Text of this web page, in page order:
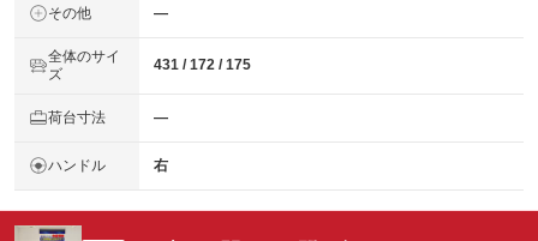
その他 ―
全体のサイ
ズ
431 / 172 / 175
荷台寸法 ―
ハンドル 右